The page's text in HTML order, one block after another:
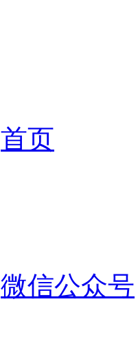
首页
微信公众号